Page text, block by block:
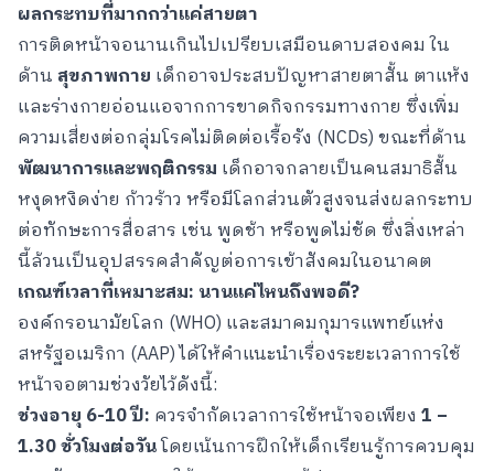
ผลกระทบที่มากกว่าแค่สายตา
การติดหน้าจอนานเกินไปเปรียบเสมือนดาบสองคม ใน
ด้านสุขภาพกาย เด็กอาจประสบปัญหาสายตาสั้น ตาแห้ง
และร่างกายอ่อนแอจากการขาดกิจกรรมทางกาย ซึ่งเพิ่ม
ความเสี่ยงต่อกลุ่มโรคไม่ติดต่อเรื้อรัง (NCDs) ขณะที่ด้าน
พัฒนาการและพฤติกรรม เด็กอาจกลายเป็นคนสมาธิสั้น
หงุดหงิดง่าย ก้าวร้าว หรือมีโลกส่วนตัวสูงจนส่งผลกระทบ
ต่อทักษะการสื่อสาร เช่น พูดช้า หรือพูดไม่ชัด ซึ่งสิ่งเหล่า
นี้ล้วนเป็นอุปสรรคสำคัญต่อการเข้าสังคมในอนาคต
เกณฑ์เวลาที่เหมาะสม: นานแค่ไหนถึงพอดี?
องค์กรอนามัยโลก (WHO) และสมาคมกุมารแพทย์แห่ง
สหรัฐอเมริกา (AAP) ได้ให้คำแนะนำเรื่องระยะเวลาการใช้
หน้าจอตามช่วงวัยไว้ดังนี้:
ช่วงอายุ6-10 ปี: ควรจำกัดเวลาการใช้หน้าจอเพียง 1 –
1.30 ชั่วโมงต่อวันโดยเน้นการฝึกให้เด็กเรียนรู้การควบคุม